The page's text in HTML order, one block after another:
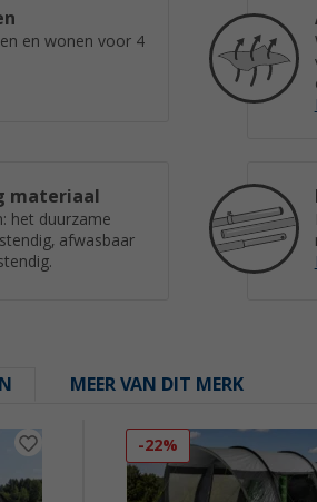
en wonen voor 4
materiaal
het duurzame
afwasbaar
MEER VAN DIT MERK
-22%